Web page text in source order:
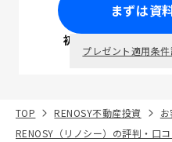
まずは資
初回面談で
プレゼント適用条件
TOP RENOSY不動産投資
RENOSY（リノシー）の評判・口コ